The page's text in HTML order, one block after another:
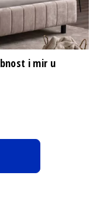
i mir u